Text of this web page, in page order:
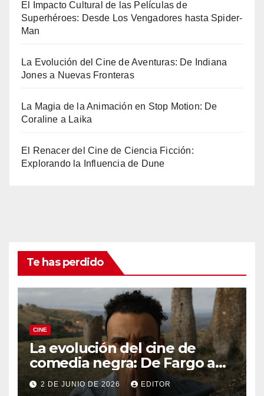
El Impacto Cultural de las Películas de
Superhéroes: Desde Los Vengadores hasta Spider-
Man
La Evolución del Cine de Aventuras: De Indiana
Jones a Nuevas Fronteras
La Magia de la Animación en Stop Motion: De
Coraline a Laika
El Renacer del Cine de Ciencia Ficción:
Explorando la Influencia de Dune
Te has perdido
CINE
La evolución del cine de
comedia negra: De Fargo a
Knives Out
2 DE JUNIO DE 2026 EDITOR